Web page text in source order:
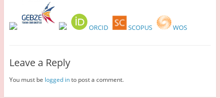
ORCID SCOPUS WOS
Leave a Reply
You must be logged into post a comment.